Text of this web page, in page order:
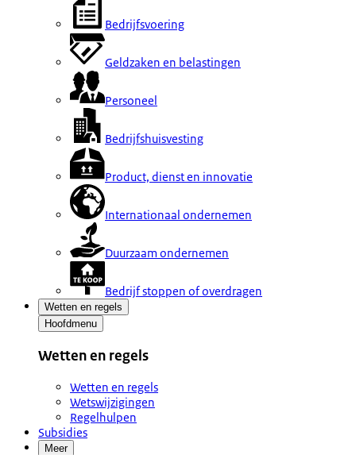
Bedrijfsvoering
Geldzaken en belastingen
Personeel
Bedrijfshuisvesting
Product, dienst en innovatie
Internationaal ondernemen
Duurzaam ondernemen
Bedrijf stoppen of overdragen
Wetten en regels
Hoofdmenu
Wetten en regels
Wetten en regels
Wetswijzigingen
Regelhulpen
Subsidies
Meer